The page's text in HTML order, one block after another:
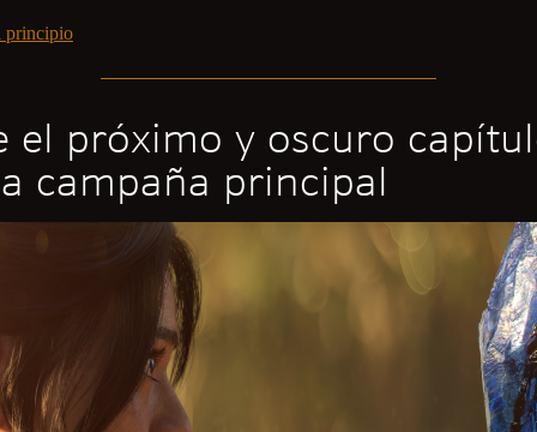
principio
el próximo y oscuro
campaña principal